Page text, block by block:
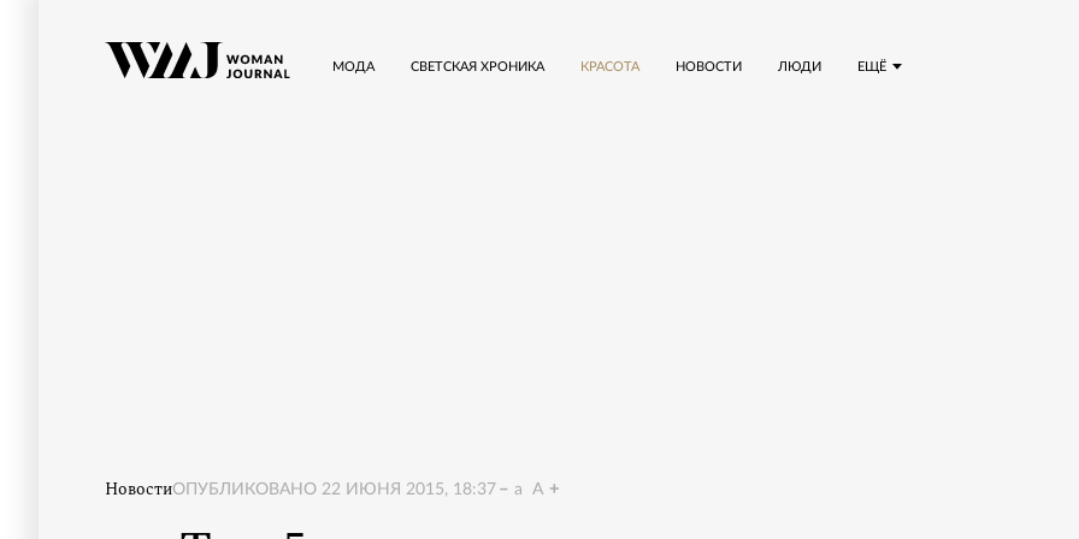
ЕЩЁ
МОДА СВЕТСКАЯ ХРОНИКА КРАСОТА НОВОСТИ ЛЮДИ
НовостиОПУБЛИКОВАНО 22 ИЮНЯ 2015, 18:37 a A